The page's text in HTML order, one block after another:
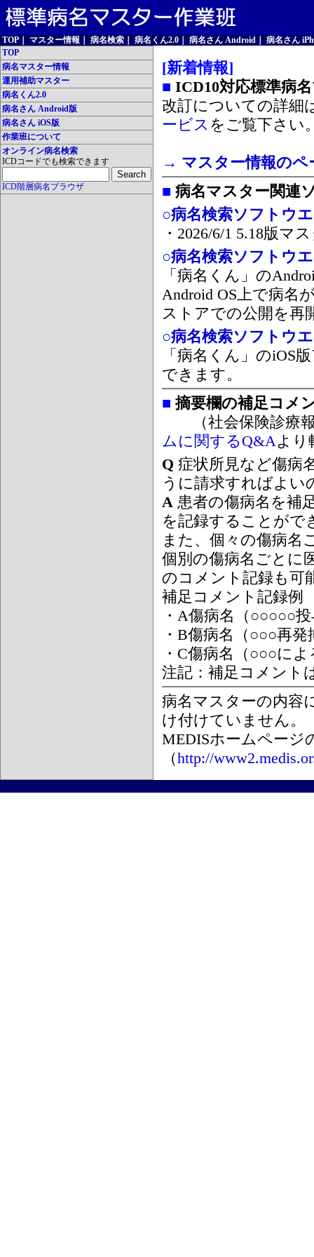
TOP マスター情報 病名検索 病名くん2.0 病名さん Android
病名さん
TOP
病名マスター情報
運用補助マスター
病名くん2.0
病名さん Android版
病名さん iOS版
作業班について
オンライン病名検索
ICDコードでも検索できます
ICD階層病名ブラウザ
[新着情報]
■ ICD10対応標準病
改訂についての詳細
ービス をご覧下さい
→ マスター情報のペ
■ 病名マスター関連
○病名検索ソフトウ
・2026/6/1 5.18版マ
○病名検索ソフトウ
「病名くん」の
Android OS上で病名
ストアでの公開を再
○病名検索ソフトウ
「病名くん」のiOS
できます。
■ 摘要欄の補足コメ
（社会保険診療報
ムに関するQ&Aより
Q 症状所見など傷病
うに請求すればよい
A 患者の傷病名を補
を記録することがで
また、個々の傷病名
個別の傷病名ごとに
のコメント記録も可
補足コメント記録例
・A傷病名（○○○○○
・B傷病名（○○○再
・C傷病名（○○○に
注記：補足コメント
病名マスターの内容
け付けていません。
MEDISホームページ
（http://